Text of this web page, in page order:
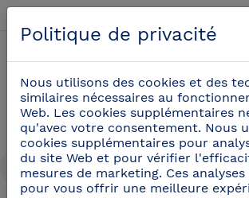
Politique de privacité
Nous utilisons des cookies et des
similaires nécessaires au
Web. Les cookies supplémentaires
qu'avec votre consentement. Nous
cookies supplémentaires pour
du site Web et pour vérifier
mesures de marketing. Ces
pour vous offrir une meilleure